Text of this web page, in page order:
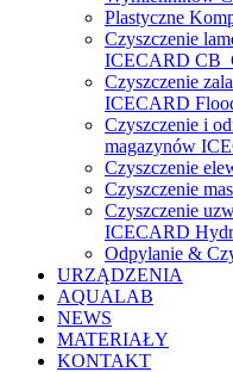
Plastyczne
Czyszczenie
ICECARD CB
Czyszczenie
ICECARD
Czyszczenie i
magazynów
Czyszczenie
Czyszczenie
Czyszczenie
ICECARD
Odpylanie &
URZĄDZENIA
AQUALAB
NEWS
MATERIAŁY
KONTAKT